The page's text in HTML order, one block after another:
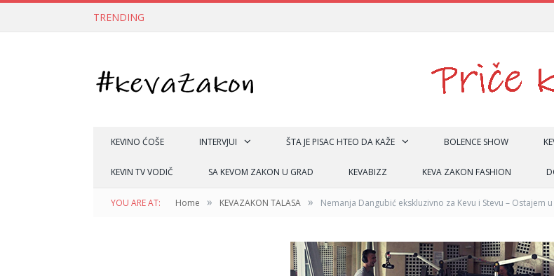
TRENDING
KEVINO ĆOŠE INTERVJUI ŠTA JE PISAC HTEO DA KAŽE BOLENCE SHOW
KEVIN TV VODIČ SA KEVOM ZAKON U GRAD KEVABIZZ KEVA ZAKON FASHION
YOU ARE AT: Home » KEVAZAKON TALASA » Nemanja Dangubić ekskluzivno za Kevu i Stevu – Ostajem